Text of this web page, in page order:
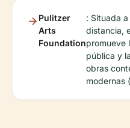
Pulitzer
Arts
Foundation
: Situada
distancia,
promueve
pública y
obras
modernas (